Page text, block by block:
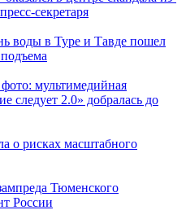
секретаря
воды в Туре и Тавде пошел
мультимедийная
следует 2.0» добралась до
о рисках масштабного
Тюменского
России